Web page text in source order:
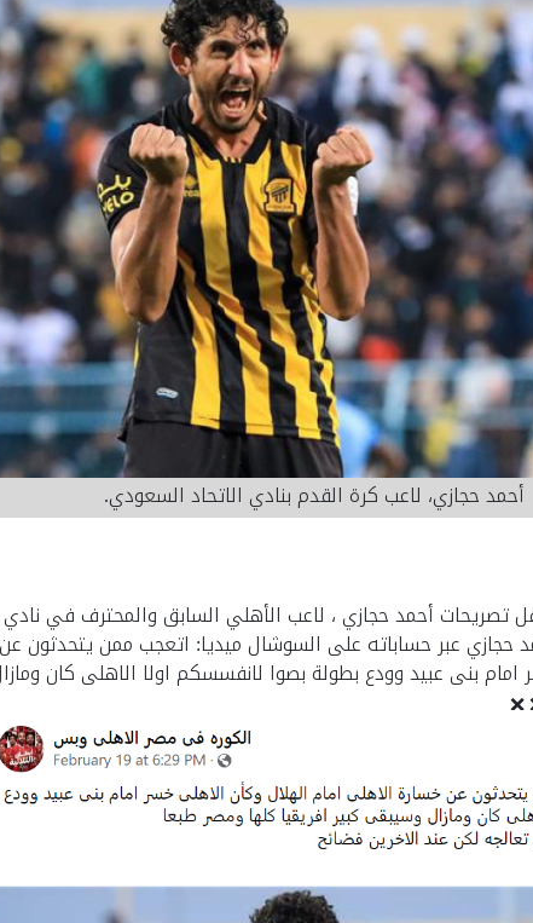
أحمد حجازي، لاعب كرة القدم بنادي الاتحاد السعودي.
تصريحات أحمد حجازي ، لاعب الأهلي السابق والمحترف في
حجازي عبر حساباته على السوشال ميديا: اتعجب ممن يتحدثون
امام بنى عبيد وودع بطولة بصوا لانفسسكم اولا الاهلى كان